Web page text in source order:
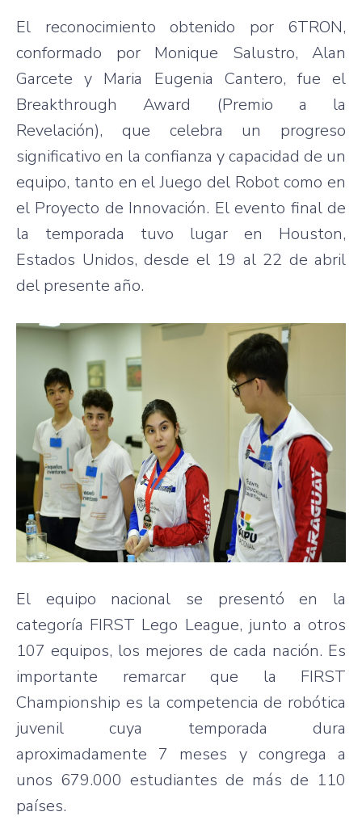
El reconocimiento obtenido por 6TRON,
conformado por Monique Salustro, Alan
Garcete y Maria Eugenia Cantero, fue el
Breakthrough Award (Premio a la
Revelación), que celebra un progreso
significativo en la confianza y capacidad de un
equipo, tanto en el Juego del Robot como en
el Proyecto de Innovación. El evento final de
la temporada tuvo lugar en Houston,
Estados Unidos, desde el 19 al 22 de abril
del presente año.
El equipo nacional se presentó en la
categoría FIRST Lego League, junto a otros
107 equipos, los mejores de cada nación. Es
importante remarcar que la FIRST
Championship es la competencia de robótica
juvenil cuya temporada dura
aproximadamente 7 meses y congrega a
unos 679.000 estudiantes de más de 110
países.